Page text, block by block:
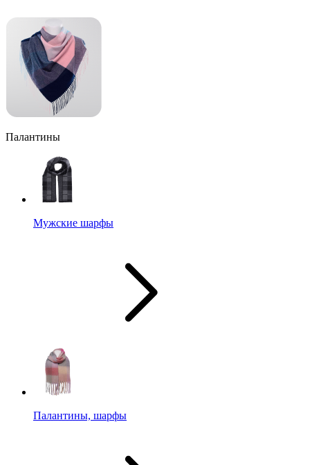
Палантины
Мужские шарфы
Палантины, шарфы